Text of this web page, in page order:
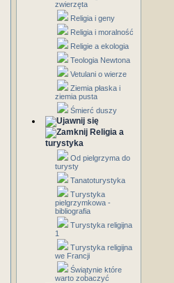
zwierzęta
Religia i geny
Religia i moralność
Religie a ekologia
Teologia Newtona
Vetulani o wierze
Ziemia płaska i
ziemia pusta
Śmierć duszy
Religia a
turystyka
Od pielgrzyma do
turysty
Tanatoturystyka
Turystyka
pielgrzymkowa -
bibliografia
Turystyka religijna
1
Turystyka religijna
we Francji
Świątynie które
warto zobaczyć